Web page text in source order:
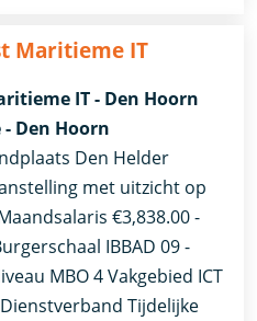
Maritieme IT
IT - Den Hoorn
Den Hoorn
Den Helder
met uitzicht op
€3,838.00 -
IBBAD 09 -
MBO 4 Vakgebied ICT
​Tijdelijke